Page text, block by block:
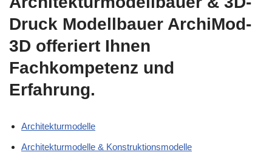
Druck Modellbauer ArchiMod-
3D offeriert Ihnen
Fachkompetenz und
Erfahrung.
Architekturmodelle
Architekturmodelle & Konstruktionsmodelle